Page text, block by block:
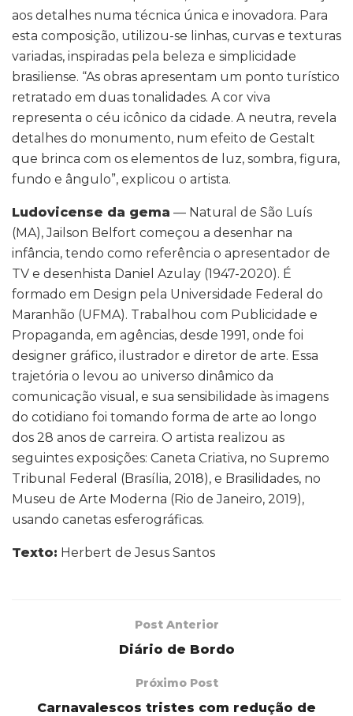
aos detalhes numa técnica única e inovadora. Para
esta composição, utilizou-se linhas, curvas e texturas
variadas, inspiradas pela beleza e simplicidade
brasiliense. “As obras apresentam um ponto turístico
retratado em duas tonalidades. A cor viva
representa o céu icônico da cidade. A neutra, revela
detalhes do monumento, num efeito de Gestalt
que brinca com os elementos de luz, sombra, figura,
fundo e ângulo”, explicou o artista.
Ludovicense da gema — Natural de São Luís
(MA), Jailson Belfort começou a desenhar na
infância, tendo como referência o apresentador de
TV e desenhista Daniel Azulay (1947-2020). É
formado em Design pela Universidade Federal do
Maranhão (UFMA). Trabalhou com Publicidade e
Propaganda, em agências, desde 1991, onde foi
designer gráfico, ilustrador e diretor de arte. Essa
trajetória o levou ao universo dinâmico da
comunicação visual, e sua sensibilidade às imagens
do cotidiano foi tomando forma de arte ao longo
dos 28 anos de carreira. O artista realizou as
seguintes exposições: Caneta Criativa, no Supremo
Tribunal Federal (Brasília, 2018), e Brasilidades, no
Museu de Arte Moderna (Rio de Janeiro, 2019),
usando canetas esferográficas.
Texto: Herbert de Jesus Santos
Post Anterior
Diário de Bordo
Próximo Post
Carnavalescos tristes com redução de